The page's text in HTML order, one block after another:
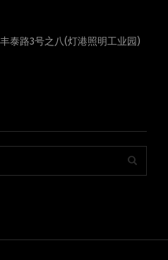
泰路3号之八(灯港照明工业园)